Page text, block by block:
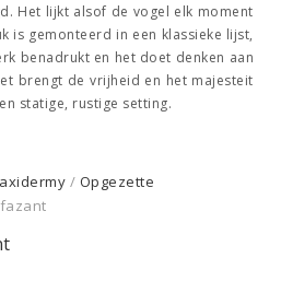
Het lijkt alsof de vogel elk moment
is gemonteerd in een klassieke lijst,
benadrukt en het doet denken aan
brengt de vrijheid en het majesteit
statige, rustige setting.
/ Opgezette